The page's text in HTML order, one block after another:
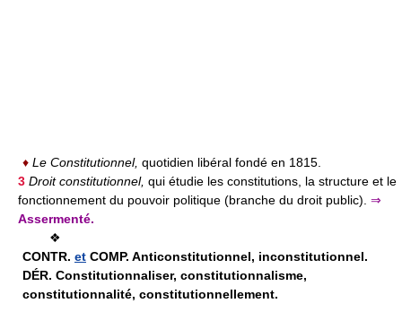
♦ Le Constitutionnel, quotidien libéral fondé en 1815.
3 Droit constitutionnel, qui étudie les constitutions, la structure et le
fonctionnement du pouvoir politique (branche du droit public). ⇒
Assermenté.
❖
CONTR. et COMP. Anticonstitutionnel, inconstitutionnel.
DÉR. Constitutionnaliser, constitutionnalisme,
constitutionnalité, constitutionnellement.